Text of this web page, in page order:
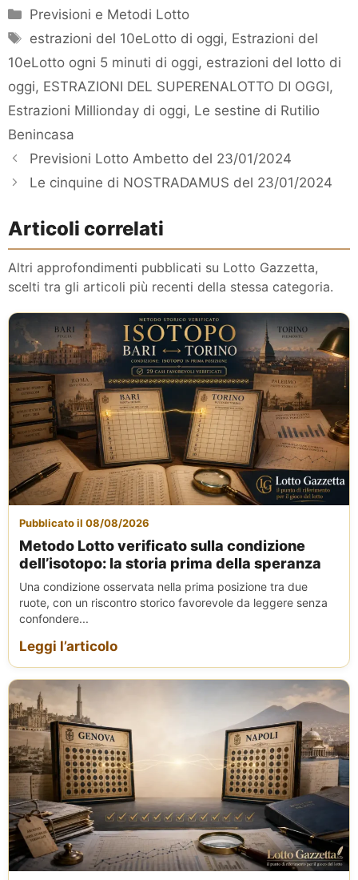
Categorie
Previsioni e Metodi Lotto
Tag
estrazioni del 10eLotto di oggi, Estrazioni del
10eLotto ogni 5 minuti di oggi, estrazioni del lotto di
oggi, ESTRAZIONI DEL SUPERENALOTTO DI OGGI,
Estrazioni Millionday di oggi, Le sestine di Rutilio
Benincasa
Previsioni Lotto Ambetto del 23/01/2024
Le cinquine di NOSTRADAMUS del 23/01/2024
Articoli correlati
Altri approfondimenti pubblicati su Lotto Gazzetta,
scelti tra gli articoli più recenti della stessa categoria.
Pubblicato il 08/08/2026
Metodo Lotto verificato sulla condizione
dell’isotopo: la storia prima della speranza
Una condizione osservata nella prima posizione tra due
ruote, con un riscontro storico favorevole da leggere senza
confondere...
Leggi l’articolo